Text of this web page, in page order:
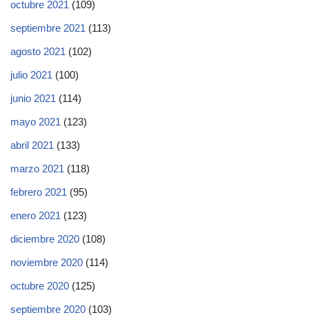
octubre 2021 (109)
septiembre 2021 (113)
agosto 2021 (102)
julio 2021 (100)
junio 2021 (114)
mayo 2021 (123)
abril 2021 (133)
marzo 2021 (118)
febrero 2021 (95)
enero 2021 (123)
diciembre 2020 (108)
noviembre 2020 (114)
octubre 2020 (125)
septiembre 2020 (103)